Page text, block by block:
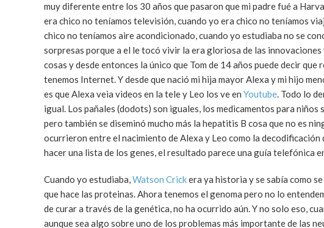
muy diferente entre los 30 años que pasaron que mi padre fué a
era chico no teníamos televisión, cuando yo era chico no teníamos
chico no teníamos aire acondicionado, cuando yo estudiaba no se
sorpresas porque a el le tocó vivir la era gloriosa de las
cosas y desde entonces la único que Tom de 14 años puede decir
tenemos Internet. Y desde que nació mi hija mayor Alexa y mi hijo
es que Alexa veia videos en la tele y Leo los ve en Youtube. Todo lo
igual. Los pañales (dodots) son iguales, los medicamentos para
pero también se diseminó mucho más la hepatitis B cosa que no es
ocurrieron entre el nacimiento de Alexa y Leo como la decodificación
hacer una lista de los genes, el resultado parece una guía telefónica
Cuando yo estudiaba,Watson Crickera ya historia y se sabía como
que hace las proteinas. Ahora tenemos el genoma pero no lo
de curar a través de la genética, no ha ocurrido aún. Y no solo eso,
aunque sea algo sobre uno de los problemas más importante de las